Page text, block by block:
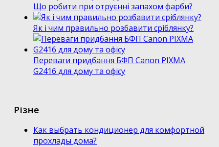
Що робити при отруєнні запахом фарби?
Як і чим правильно розбавити сріблянку?
Переваги придбання БФП Canon PIXMA
G2416 для дому та офісу
Різне
Как выбрать кондиционер для комфортной
прохлады дома?